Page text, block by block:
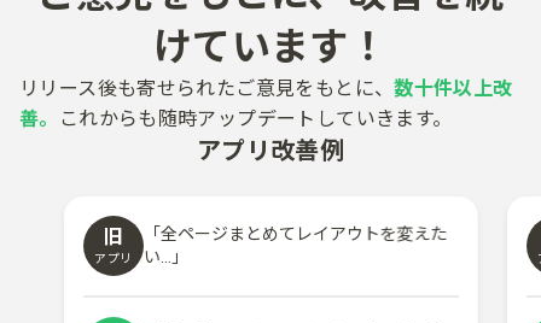
けています！​
リリース後も​寄せられた​ご意見を​もとに、​数十件以上​改
善。
これからも​随時アップデートしていきます。​
アプリ改善例
旧
アプリ
「全ページまとめて​レイアウトを​変えた
い​...​」